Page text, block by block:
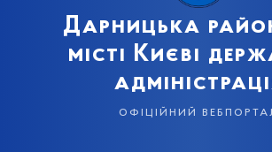
Дарницька
місті Києві
офіційний